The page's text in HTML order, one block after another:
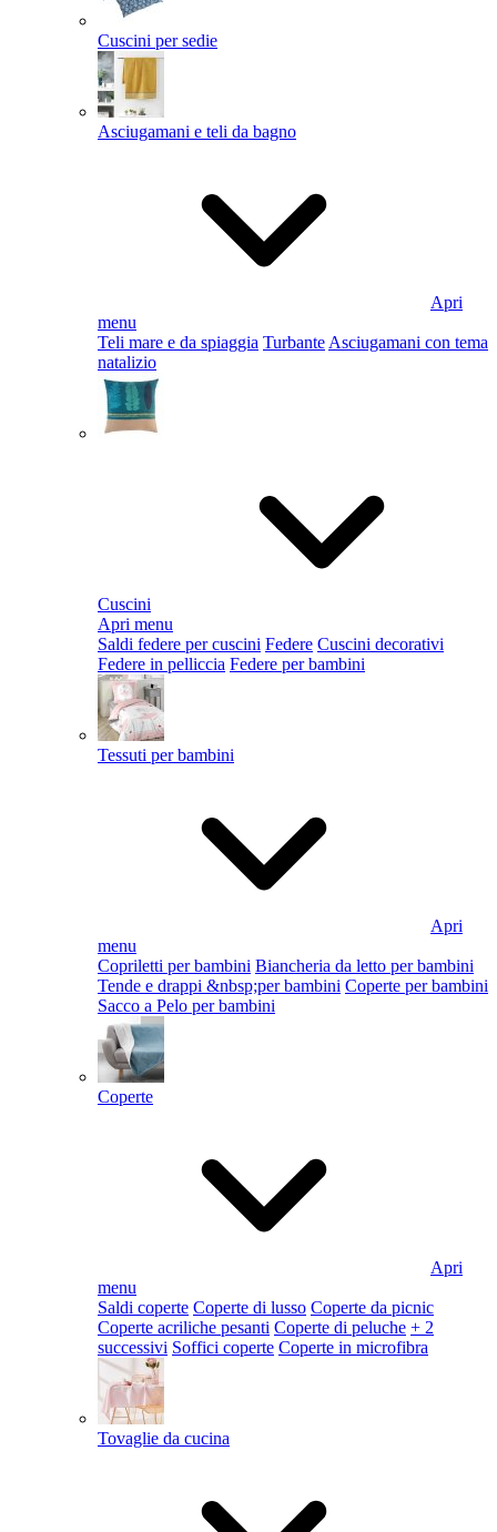
Cuscini per sedie
Asciugamani e teli da bagno
Apri
menu
Teli mare e da spiaggia Turbante Asciugamani con tema
natalizio
Cuscini
Apri menu
Saldi federe per cuscini Federe Cuscini decorativi
Federe in pelliccia Federe per bambini
Tessuti per bambini
Apri
menu
Copriletti per bambini Biancheria da letto per bambini
Tende e drappi &nbsp;per bambini Coperte per bambini
Sacco a Pelo per bambini
Coperte
Apri
menu
Saldi coperte Coperte di lusso Coperte da picnic
Coperte acriliche pesanti Coperte di peluche + 2
successivi Soffici coperte Coperte in microfibra
Tovaglie da cucina